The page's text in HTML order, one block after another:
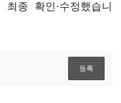
종 확인·수정했습니